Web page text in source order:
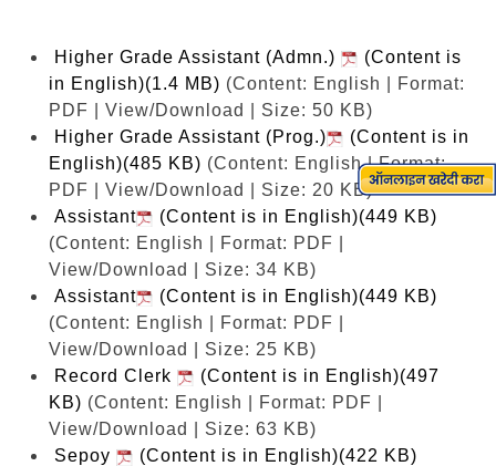
Higher Grade Assistant (Admn.)
(Content is
in English)(1.4 MB) (Content: English | Format:
PDF | View/Download | Size: 50 KB)
Higher Grade Assistant (Prog.)
(Content is in
English)(485 KB) (Content: English | Format:
PDF | View/Download | Size: 20 KB)
Assistant
(Content is in English)(449 KB)
(Content: English | Format: PDF |
View/Download | Size: 34 KB)
Assistant
(Content is in English)(449 KB)
(Content: English | Format: PDF |
View/Download | Size: 25 KB)
Record Clerk
(Content is in English)(497
KB) (Content: English | Format: PDF |
View/Download | Size: 63 KB)
Sepoy
(Content is in English)(422 KB)